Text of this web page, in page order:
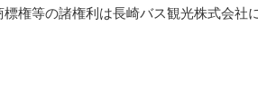
権等の諸権利は長崎バス観光株式会社